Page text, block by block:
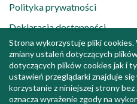
Polityka prywatności
Deklaracja dostępności
Klauzula informacyjna RODO
Mapa strony
Wykonanie:
Strona wykorzystuje pliki cookies.
zmiany ustaleń dotyczących
dotyczących plików cookies jak i
ustawień przeglądarki znajduje się
korzystanie z niniejszej strony
oznacza wyrażenie zgody na